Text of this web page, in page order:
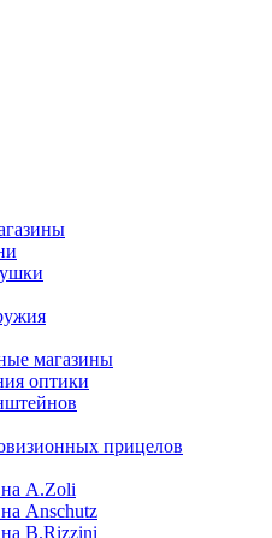
магазины
оптики
прицелов
A.Zoli
Anschutz
B.Rizzini